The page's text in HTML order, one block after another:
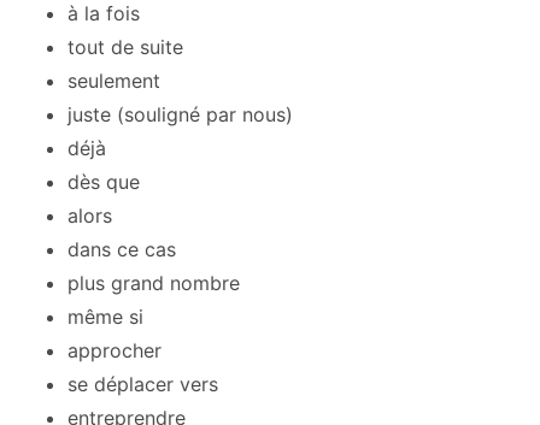
à la fois
tout de suite
seulement
juste (souligné par nous)
déjà
dès que
alors
dans ce cas
plus grand nombre
même si
approcher
se déplacer vers
entreprendre